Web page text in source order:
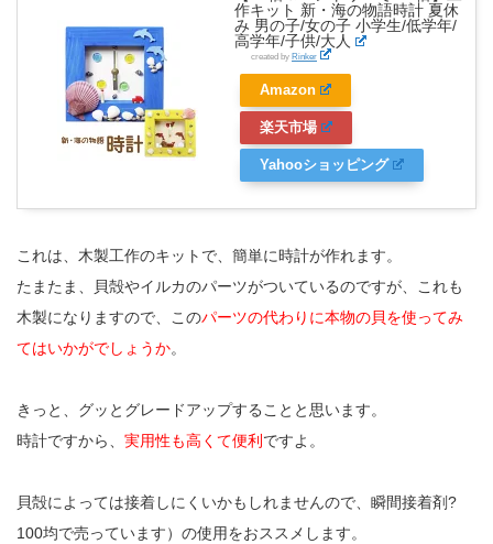
作キット 新・海の物語時計 夏休
み 男の子/女の子 小学生/低学年/
高学年/子供/大人
created by Rinker
Amazon
楽天市場
Yahooショッピング
これは、木製工作のキットで、簡単に時計が作れます。
たまたま、貝殻やイルカのパーツがついているのですが、これも
木製になりますので、このパーツの代わりに本物の貝を使ってみ
てはいかがでしょうか。
きっと、グッとグレードアップすることと思います。
時計ですから、 実用性も高くて便利 ですよ。
貝殻によっては接着しにくいかもしれませんので、瞬間接着剤?
100均で売っています）の使用をおススメします。